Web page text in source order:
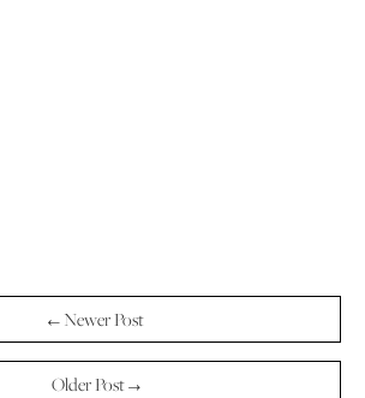
← Newer Post
Older Post →